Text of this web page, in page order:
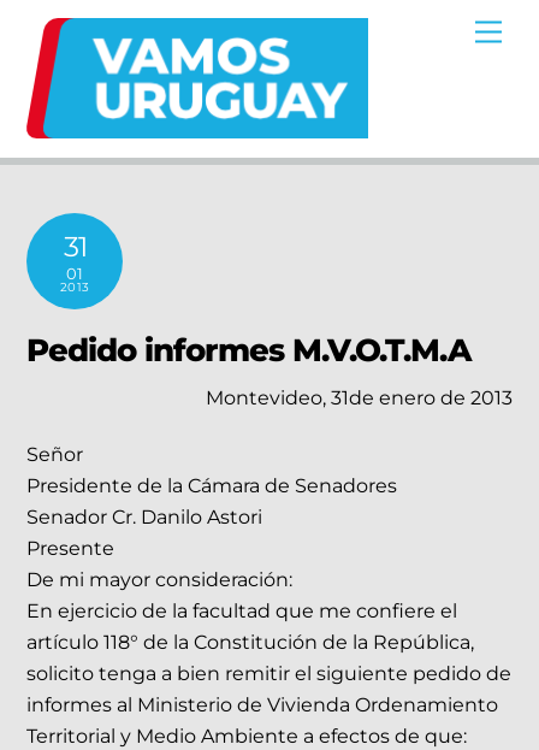
content
31
01
2013
Pedido informes M.V.O.T.M.A
Montevideo, 31de enero de 2013
Señor
Presidente de la Cámara de Senadores
Senador Cr. Danilo Astori
Presente
De mi mayor consideración:
En ejercicio de la facultad que me confiere el
artículo 118° de la Constitución de la República,
solicito tenga a bien remitir el siguiente pedido de
informes al Ministerio de Vivienda Ordenamiento
Territorial y Medio Ambiente a efectos de que: